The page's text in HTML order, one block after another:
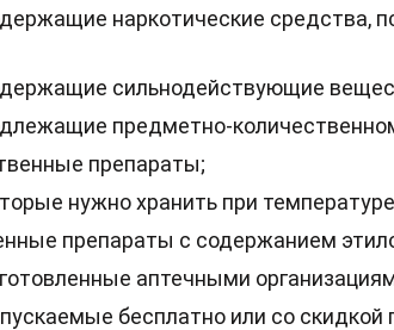
наркотические средства,
сильнодействующие
предметно-
препараты;
нужно хранить при
препараты с содержанием
аптечными
бесплатно или со скидкой